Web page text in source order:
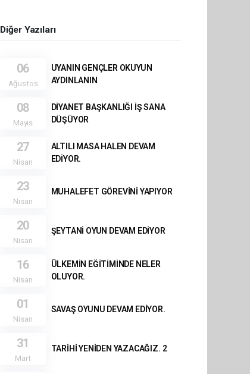
Diğer Yazıları
06
Ağustos
UYANIN GENÇLER OKUYUN
AYDINLANIN
08
Mayıs
DİYANET BAŞKANLIĞI İŞ SANA
DÜŞÜYOR
27
Nisan
ALTILI MASA HALEN DEVAM
EDİYOR.
23
Nisan
MUHALEFET GÖREVİNİ YAPIYOR
20
Nisan
ŞEYTANİ OYUN DEVAM EDİYOR
16
Nisan
ÜLKEMİN EĞİTİMİNDE NELER
OLUYOR.
01
Nisan
SAVAŞ OYUNU DEVAM EDİYOR.
31
Mart
TARİHİ YENİDEN YAZACAĞIZ. 2